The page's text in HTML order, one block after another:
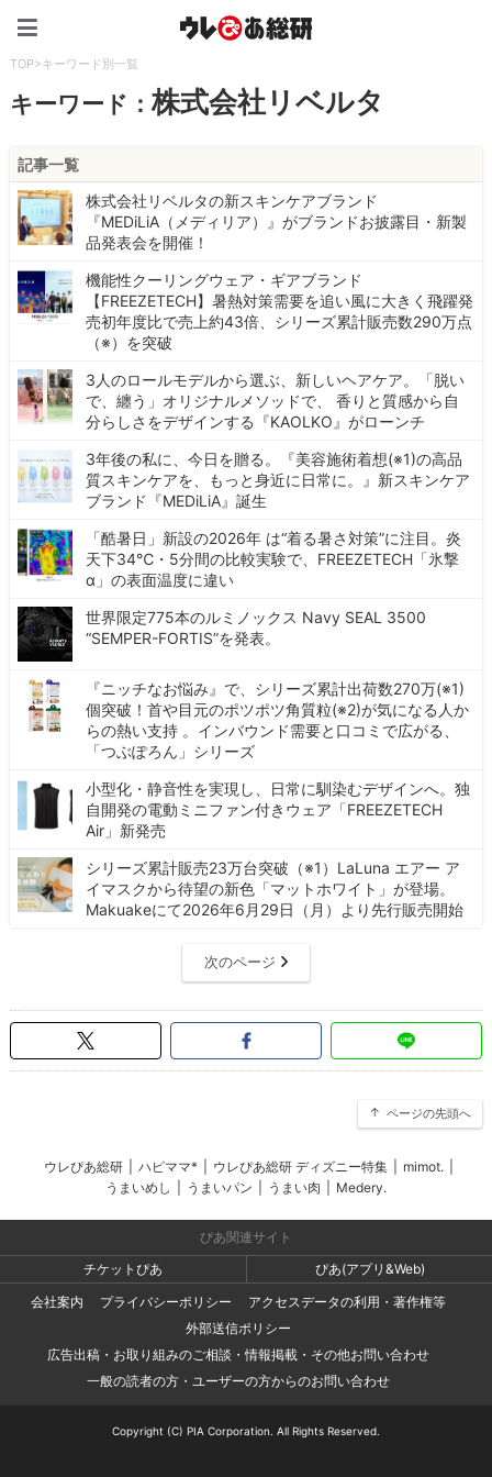
TOP>キーワード別一覧
キーワード：株式会社リベルタ
記事一覧
株式会社リベルタの新スキンケアブランド
『MEDiLiA（メディリア）』がブランドお披露目・新製
品発表会を開催！
機能性クーリングウェア・ギアブランド
【FREEZETECH】暑熱対策需要を追い風に大きく飛躍発
売初年度比で売上約43倍、シリーズ累計販売数290万点
（※）を突破
3人のロールモデルから選ぶ、新しいヘアケア。「脱い
で、纏う」オリジナルメソッドで、 香りと質感から自
分らしさをデザインする『KAOLKO』がローンチ
3年後の私に、今日を贈る。『美容施術着想(※1)の高品
質スキンケアを、もっと身近に日常に。』新スキンケア
ブランド『MEDiLiA』誕生
「酷暑日」新設の2026年 は“着る暑さ対策”に注目。炎
天下34℃・5分間の比較実験で、FREEZETECH「氷撃
α」の表面温度に違い
世界限定775本のルミノックス Navy SEAL 3500
“SEMPER-FORTIS”を発表。
『ニッチなお悩み』で、シリーズ累計出荷数270万(※1)
個突破！首や目元のポツポツ角質粒(※2)が気になる人か
らの熱い支持 。インバウンド需要と口コミで広がる、
「つぶぽろん」シリーズ
小型化・静音性を実現し、日常に馴染むデザインへ。独
自開発の電動ミニファン付きウェア「FREEZETECH
Air」新発売
シリーズ累計販売23万台突破（※1）LaLuna エアー ア
イマスクから待望の新色「マットホワイト」が登場。
Makuakeにて2026年6月29日（月）より先行販売開始
次のページ
ページの先頭へ
ウレぴあ総研 ハピママ* ウレぴあ総研 ディズニー特集 mimot.
うまいめし
うまいパン うまい肉 Medery.
ぴあ関連サイト
チケットぴあ
ぴあ(アプリ&Web)
会社案内
プライバシーポリシー
アクセスデータの利用・著作権等
外部送信ポリシー
広告出稿・お取り組みのご相談・情報掲載・その他お問い合わせ
一般の読者の方・ユーザーの方からのお問い合わせ
Copyright (C) PIA Corporation. All Rights Reserved.